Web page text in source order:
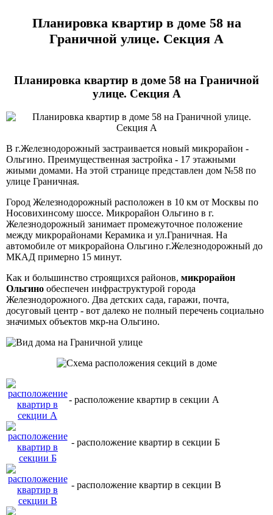
Планировка квартир в доме 58 на
Граничной улице. Секция А
Планировка квартир в доме 58 на Граничной
улице. Секция А
В г.Железнодорожный застраивается новый микрорайон -
Ольгино. Преимущественная застройка - 17 этажными
жиыми домами. На этой странице представлен дом №58 по
улице Граничная.
Город Железнодорожный расположен в 10 км от Москвы по
Носовихинсому шоссе. Микрорайон Ольгино в г.
Железнодорожный занимает промежуточное положение
между микрорайонами Керамика и ул.Граничная. На
автомобиле от микрорайона Ольгино г.Железнодорожный до
МКАД примерно 15 минут.
Как и большинство строящихся районов, микрорайон
Ольгино обеспечен инфраструктурой города
Железнодорожного. Два детских сада, гаражи, почта,
досуговый центр - вот далеко не полный перечень социально
значимых объектов мкр-на Ольгино.
- расположение квартир в секции А
- расположение квартир в секции Б
- расположение квартир в секции В